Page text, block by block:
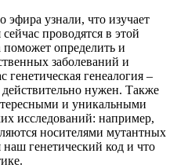
эфира узнали, что изучает
проводятся в этой
поможет определить и
заболеваний и
генетическая генеалогия –
нужен. Также
и уникальными
исследований: например,
носителями мутантных
наш генетический код и что